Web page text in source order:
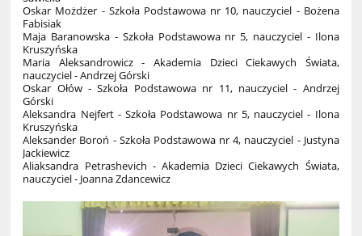
Oskar Możdżer - Szkoła Podstawowa nr 10, nauczyciel - Bożena
Fabisiak
Maja Baranowska - Szkoła Podstawowa nr 5, nauczyciel - Ilona
Kruszyńska
Maria Aleksandrowicz - Akademia Dzieci Ciekawych Świata,
nauczyciel - Andrzej Górski
Oskar Ołów - Szkoła Podstawowa nr 11, nauczyciel - Andrzej
Górski
Aleksandra Nejfert - Szkoła Podstawowa nr 5, nauczyciel - Ilona
Kruszyńska
Aleksander Boroń - Szkoła Podstawowa nr 4, nauczyciel - Justyna
Jackiewicz
Aliaksandra Petrashevich - Akademia Dzieci Ciekawych Świata,
nauczyciel - Joanna Zdancewicz